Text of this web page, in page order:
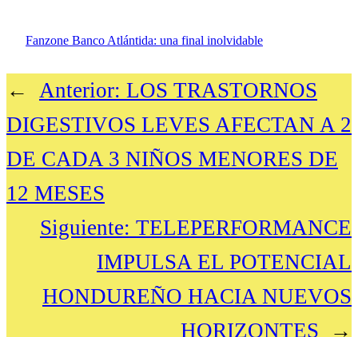
Fanzone Banco Atlántida: una final inolvidable
← Anterior: LOS TRASTORNOS
DIGESTIVOS LEVES AFECTAN A 2
DE CADA 3 NIÑOS MENORES DE
12 MESES
Siguiente: TELEPERFORMANCE
IMPULSA EL POTENCIAL
HONDUREÑO HACIA NUEVOS
HORIZONTES
→